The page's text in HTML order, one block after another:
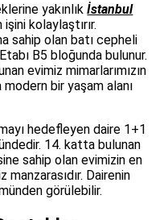
yakınlıkİstanbul
işini kolaylaştırır.
sahip olan batı cepheli
B5 bloğunda bulunur.
evimiz mimarlarımızın
bir yaşam alanı
hedefleyen daire 1+1
14. katta bulunan
sahip olan evimizin en
Dairenin
görülebilir.